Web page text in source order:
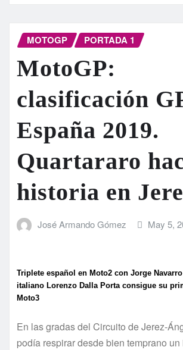
MOTOGP PORTADA 1
MotoGP:
clasificación
España 2019.
Quartararo
historia en
José Armando Gómez May 5,
Triplete español en Moto2 con Jorge Navarro
italiano Lorenzo Dalla Porta consigue su
Moto3
En las gradas del Circuito de Jerez-
podía respirar desde bien temprano un